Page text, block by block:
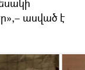
ասված է